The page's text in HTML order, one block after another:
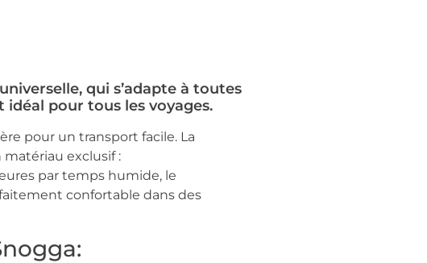
qui s’adapte à toutes
idéal pour tous les voyages.
pour un transport facile. La
exclusif :
par temps humide, le
confortable dans des